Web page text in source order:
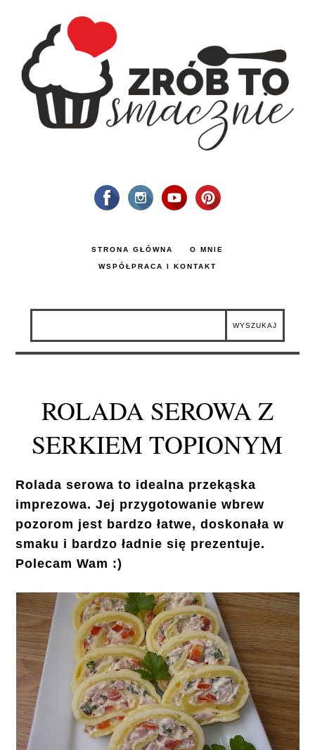
STRONA GŁÓWNA O MNIE
WSPÓŁPRACA I KONTAKT
ROLADA SEROWA Z
SERKIEM TOPIONYM
Rolada serowa to idealna przekąska
imprezowa. Jej przygotowanie wbrew
pozorom jest bardzo łatwe, doskonała w
smaku i bardzo ładnie się prezentuje.
Polecam Wam :)